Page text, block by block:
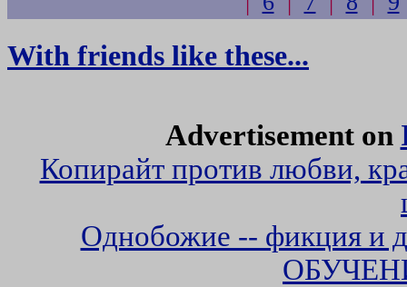
With friends like these...
Advertisement on
Копирайт против любви,
Однобожие -- фикция и